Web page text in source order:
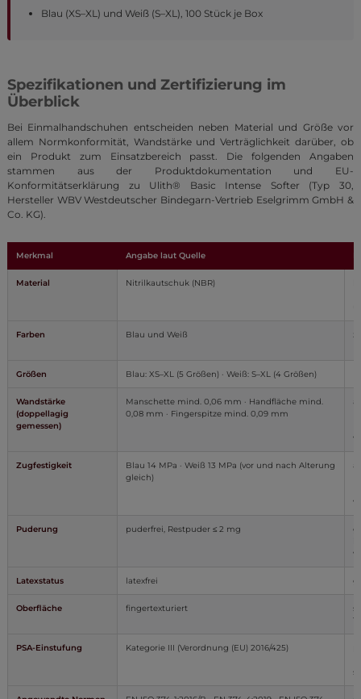
Blau (XS–XL) und Weiß (S–XL), 100 Stück je Box
Spezifikationen und Zertifizierung im
Überblick
Bei Einmalhandschuhen entscheiden neben Material und Größe vor
allem Normkonformität, Wandstärke und Verträglichkeit darüber, ob
ein Produkt zum Einsatzbereich passt. Die folgenden Angaben
stammen aus der Produktdokumentation und EU-
Konformitätserklärung zu Ulith® Basic Intense Softer (Typ 30,
Hersteller WBV Westdeutscher Bindegarn-Vertrieb Eselgrimm GmbH &
Co. KG).
Merkmal Angabe laut Quelle
Material Nitrilkautschuk (NBR)
Farben Blau und Weiß
Größen Blau: XS–XL (5 Größen) · Weiß: S–XL (4 Größen)
Wandstärke
(doppellagig
gemessen)
Manschette mind. 0,06 mm · Handfläche mind.
0,08 mm · Fingerspitze mind. 0,09 mm
Zugfestigkeit
Blau 14 MPa · Weiß 13 MPa (vor und nach Alterung
gleich)
Puderung puderfrei, Restpuder ≤ 2 mg
Latexstatus latexfrei
Oberfläche fingertexturiert
PSA-Einstufung Kategorie III (Verordnung (EU) 2016/425)